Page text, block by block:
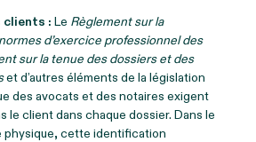
: Le Règlement sur la
d’exercice professionnel des
sur la tenue des dossiers et des
et d’autres éléments de la législation
des avocats et des notaires exigent
le client dans chaque dossier. Dans le
physique, cette identification